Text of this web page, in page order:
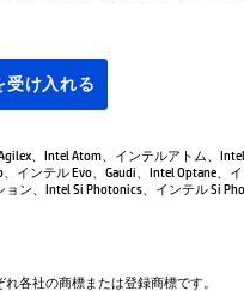
プリンター プ
、Intel Atom、インテルアトム、Intel
インテル Evo、Gaudi、Intel Optane、
ン、Intel Si Photonics、インテル Si
各社の商標または登録商標です。
け入れる